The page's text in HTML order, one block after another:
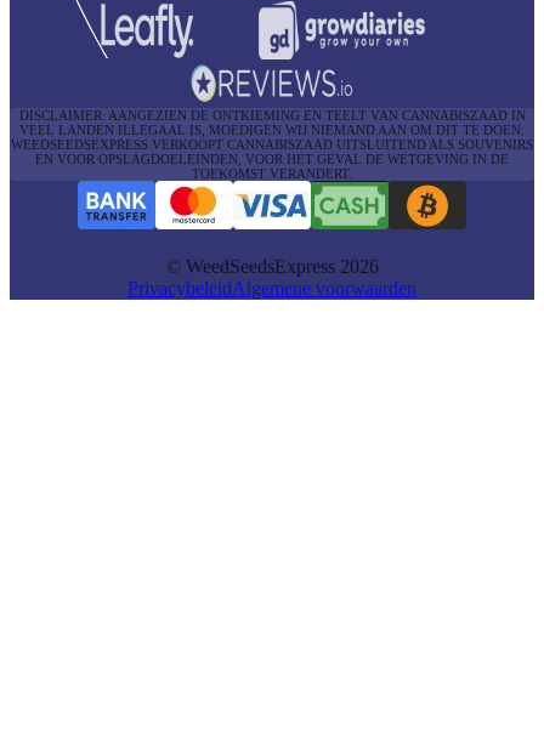
DISCLAIMER: AANGEZIEN DE ONTKIEMING EN TEELT VAN CANNABISZAAD IN
VEEL LANDEN ILLEGAAL IS, MOEDIGEN WIJ NIEMAND AAN OM DIT TE DOEN.
WEEDSEEDSEXPRESS VERKOOPT CANNABISZAAD UITSLUITEND ALS SOUVENIRS
EN VOOR OPSLAGDOELEINDEN, VOOR HET GEVAL DE WETGEVING IN DE
TOEKOMST VERANDERT.
© WeedSeedsExpress 2026
PrivacybeleidAlgemene voorwaarden